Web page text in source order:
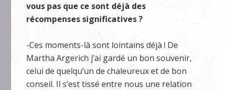
vous pas que ce sont déjà des
récompenses significatives ?
-Ces moments-là sont lointains déjà ! De
Martha Argerich j’ai gardé un bon souvenir,
celui de quelqu’un de chaleureux et de bon
conseil. Il s’est tissé entre nous une relation